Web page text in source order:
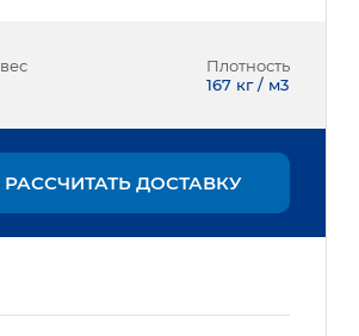
Плотность
167 кг / м3
РАССЧИТАТЬ ДОСТАВКУ